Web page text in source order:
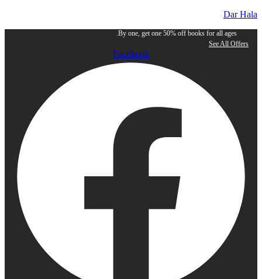
Dar Hala
By one, get one 50% off books for all ages.
See All Offers
Facebook